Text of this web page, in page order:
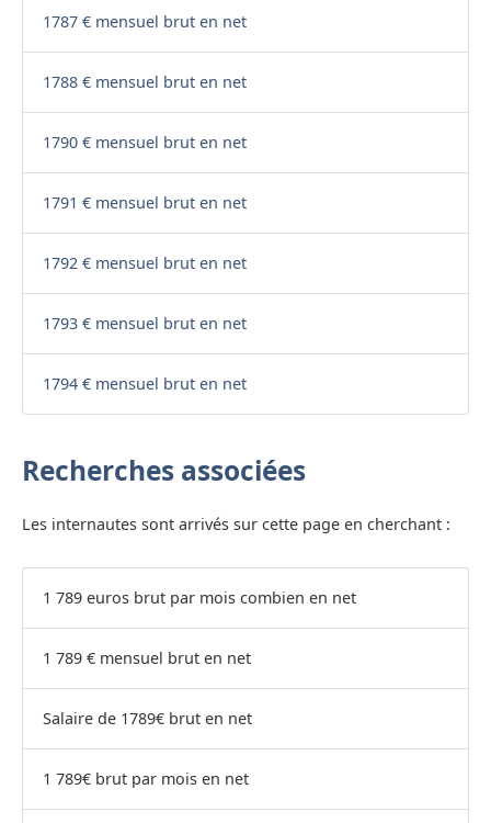
1787 € mensuel brut en net
1788 € mensuel brut en net
1790 € mensuel brut en net
1791 € mensuel brut en net
1792 € mensuel brut en net
1793 € mensuel brut en net
1794 € mensuel brut en net
Recherches associées
Les internautes sont arrivés sur cette page en cherchant :
1 789 euros brut par mois combien en net
1 789 € mensuel brut en net
Salaire de 1789€ brut en net
1 789€ brut par mois en net